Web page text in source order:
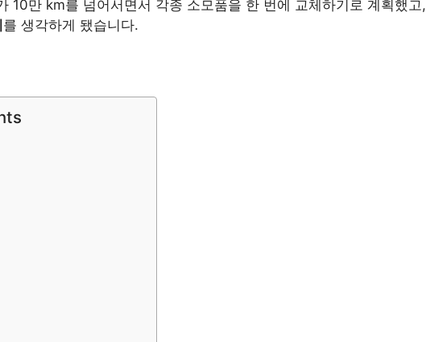
10만 km를 넘어서면서 각종 소모품을 한 번에 교체하기로 계획했고,
를 생각하게 됐습니다.